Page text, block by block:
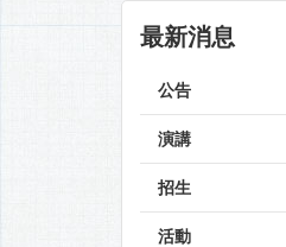
最新消息
公告
演講
招生
活動